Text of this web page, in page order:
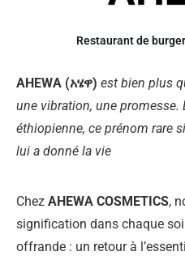
Restaurant de
AHEWA (አሄዋ) est bien plus
une vibration, une promesse.
éthiopienne, ce prénom rare
lui a donné la vie
Chez AHEWA COSMETICS,
signification dans chaque
offrande : un retour à